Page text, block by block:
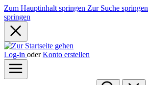
Zum Hauptinhalt springen Zur Suche springen
springen
Log-in oder Konto erstellen